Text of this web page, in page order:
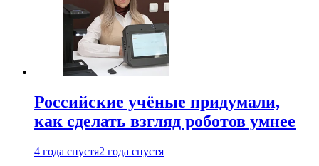
Российские учёные придумали,
как сделать взгляд роботов умнее
4 года спустя2 года спустя